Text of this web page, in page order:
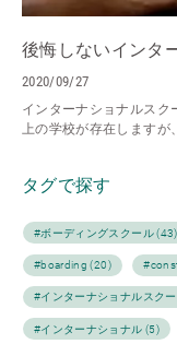
後悔しないインタ
2020/09/27
インターナショナルス
上の学校が存在しますが
タグで探す
#ボーディングスクール (43)
#boarding (20)
#インターナショナルスク
#インターナショナル (5)